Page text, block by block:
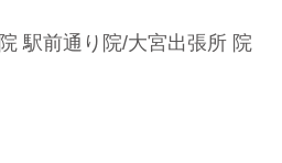
駅前通り院/大宮出張所 院